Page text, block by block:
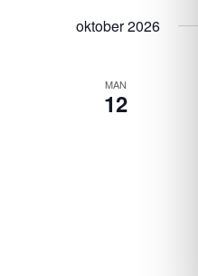
oktober 2026
MAN
12